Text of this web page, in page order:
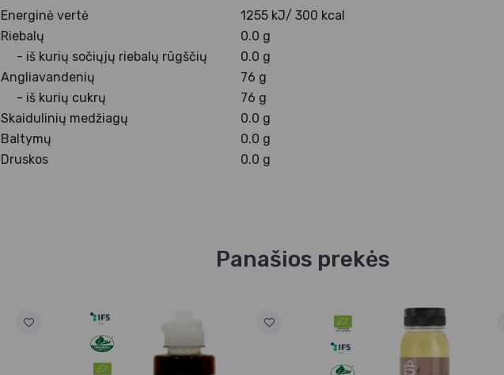
Energinė vertė
1255 kJ/ 300 kcal
Riebalų
0.0 g
- iš kurių sočiųjų riebalų rūgščių
0.0 g
Angliavandenių
76 g
- iš kurių cukrų
76 g
Skaidulinių medžiagų
0.0 g
Baltymų
0.0 g
Druskos
0.0 g
Panašios prekės